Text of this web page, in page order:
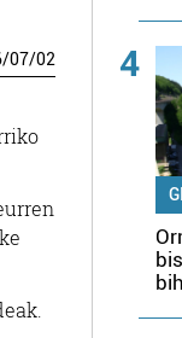
/07/02 4